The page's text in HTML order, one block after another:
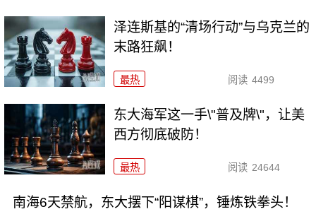
泽连斯基的“清场行动”与乌克兰的
末路狂飙！
最热 阅读 4499
东大海军这一手\"普及牌\"，让美
西方彻底破防！
最热 阅读 24644
南海6天禁航，东大摆下“阳谋棋”，锤炼铁拳头！